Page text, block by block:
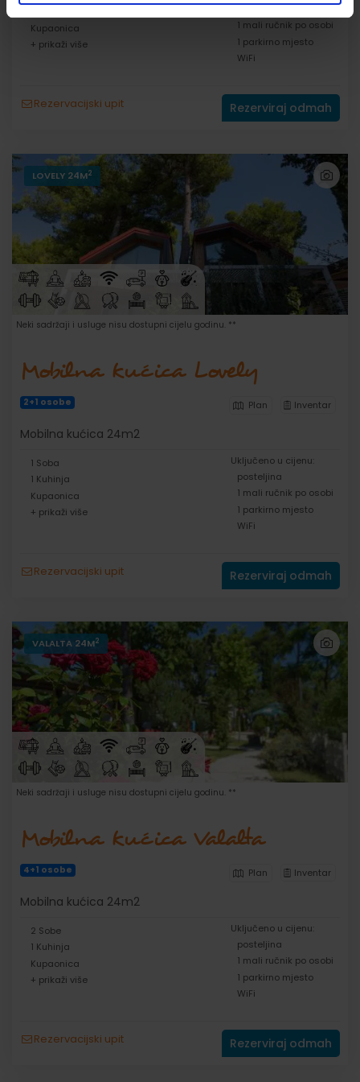
Kupaonica
+ prikaži više
posteljina
1 mali ručnik po osobi
1 parkirno mjesto
WiFi
Rezervacijski upit Rezerviraj odmah
LOVELY 24M2
Neki sadržaji i usluge nisu dostupni cijelu godinu. **
Mobilna kućica Lovely
2+1 osobe Inventar
Plan
Mobilna kućica 24m2
1 Soba
1 Kuhinja
Kupaonica
+ prikaži više
Uključeno u cijenu:
posteljina
1 mali ručnik po osobi
1 parkirno mjesto
WiFi
Rezervacijski upit Rezerviraj odmah
VALALTA 24M2
Neki sadržaji i usluge nisu dostupni cijelu godinu. **
Mobilna kućica Valalta
4+1 osobe Inventar
Plan
Mobilna kućica 24m2
2 Sobe
1 Kuhinja
Kupaonica
+ prikaži više
Uključeno u cijenu:
posteljina
1 mali ručnik po osobi
1 parkirno mjesto
WiFi
Rezervacijski upit Rezerviraj odmah